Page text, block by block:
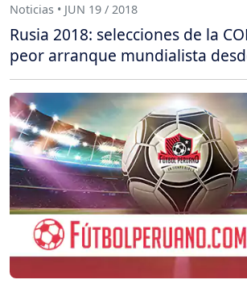
Noticias • JUN 19 / 2018
Rusia 2018: selecciones de la
peor arranque mundialista